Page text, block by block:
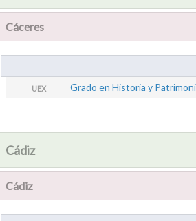
Cáceres
UEX Grado en Historia y
Cádiz
Cádiz